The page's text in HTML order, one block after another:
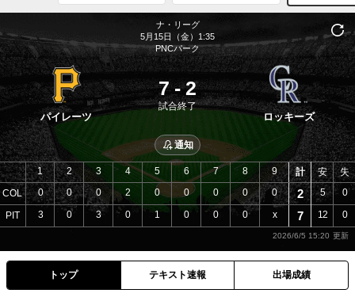
ナ・リーグ
5月15日（金）1:35
PNCパーク
パイレーツ
7 - 2
試合終了
ロッキーズ
通知
COL
PIT
1 2 3 4 5 6 7 8
9
0
0 0 2 0 0 0 0
0
3
0 3 0 1 0 0 0 x
計 安 失
2 5 0
7 12 0
2026/6/5 15:20
トップ テキスト速報 出場成績